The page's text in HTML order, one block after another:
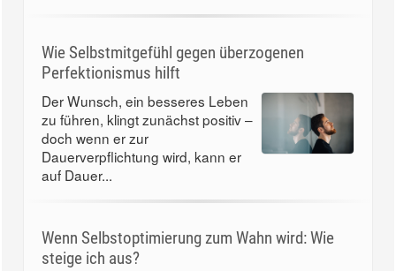
Wie Selbstmitgefühl gegen überzogenen
Perfektionismus hilft
Der Wunsch, ein besseres Leben
zu führen, klingt zunächst positiv –
doch wenn er zur
Dauerverpflichtung wird, kann er
auf Dauer...
Wenn Selbstoptimierung zum Wahn wird: Wie
steige ich aus?